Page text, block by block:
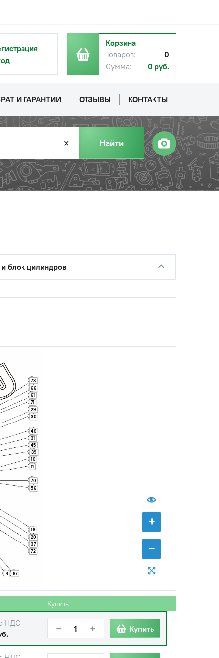
Корзина
Товаров:
0
Сумма:
0 руб.
И ГАРАНТИИ ОТЗЫВЫ КОНТАКТЫ
✕ Найти
блок цилиндров
+
−
4
10
11
18
20
29
30
31
37
39
40
45
56
61
66
67
70
71
72
73
Купить
НДС
− Купить
НДС
− + Купить
НДС
НДС
НДС
НДС
НДС
Купить
НДС
− + Купить
НДС
− + Купить